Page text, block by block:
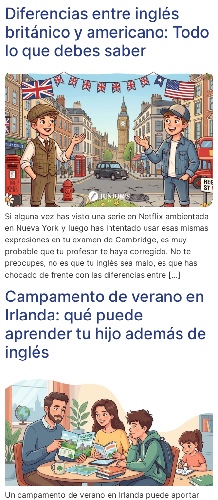
Diferencias entre inglés
británico y americano: Todo
lo que debes saber
Si alguna vez has visto una serie en Netflix ambientada
en Nueva York y luego has intentado usar esas mismas
expresiones en tu examen de Cambridge, es muy
probable que tu profesor te haya corregido. No te
preocupes, no es que tu inglés sea malo, es que has
chocado de frente con las diferencias entre […]
Campamento de verano en
Irlanda: qué puede
aprender tu hijo además de
inglés
Un campamento de verano en Irlanda puede aportar